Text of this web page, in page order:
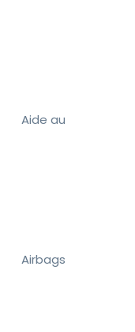
Aide au
Airbags